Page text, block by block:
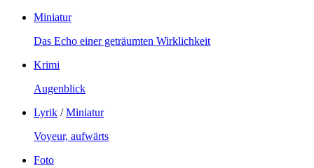
Miniatur
Das Echo einer geträumten Wirklichkeit
Krimi
Augenblick
Lyrik /Miniatur
Voyeur, aufwärts
Foto